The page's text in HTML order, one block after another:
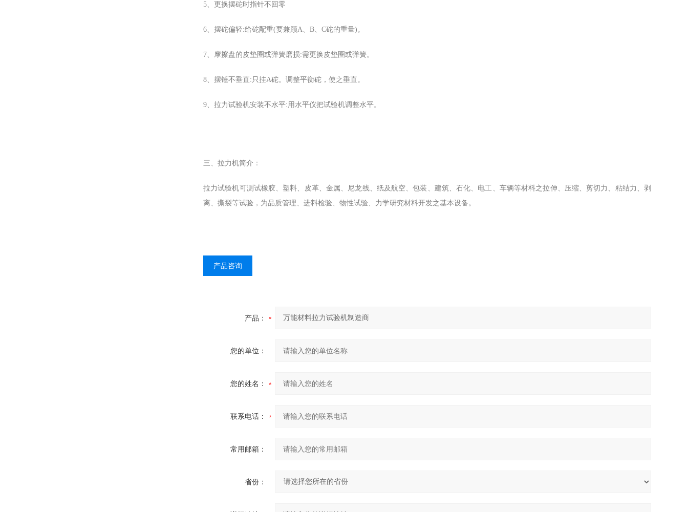
5、更换摆砣时指针不回零
6、摆砣偏轻:给砣配重(要兼顾A、B、C砣的重量)。
7、摩擦盘的皮垫圈或弹簧磨损:需更换皮垫圈或弹簧。
8、摆锤不垂直:只挂A砣。调整平衡砣，使之垂直。
9、拉力试验机安装不水平:用水平仪把试验机调整水平。
三、拉力机简介：
拉力试验机可测试橡胶、塑料、皮革、金属、尼龙线、纸及航空、包装、建筑、石化、电工、车辆等材料之拉伸、压缩、剪切力、粘结力、剥
离、撕裂等试验，为品质管理、进料检验、物性试验、力学研究材料开发之基本设备。
产品咨询
产品：
您的单位：
您的姓名：
联系电话：
常用邮箱：
省份：